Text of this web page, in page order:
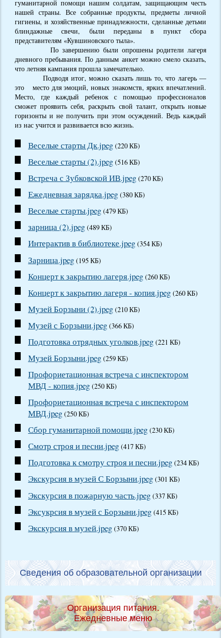
гуманитарной помощи нашим солдатам, защищающим честь
нашей страны. Все собранные продукты, предметы личной
гигиены, и хозяйственные принадлежности, сделанные детьми
блиндажные свечи, были переданы в пункт сбора
представителям «Кувшиновского тыла».
По завершению были опрошены родители лагеря
дневного пребывания. По данным анкет можно смело сказать,
что летняя кампания прошла замечательно.
Подводя итог, можно сказать лишь то, что лагерь —
это место для эмоций, новых знакомств, ярких впечатлений.
Место, где каждый ребенок с помощью профессионалов
сможет проявить себя, раскрыть свой талант, открыть новые
горизонты и не получить при этом осуждений. Ведь каждый
из нас учится и развивается всю жизнь.
Веселые старты Дк.jpeg (220 КБ)
Веселые старты (2).jpeg (516 КБ)
Встреча с Зубковской ИВ.jpeg (270 КБ)
Ежедневная зарядка.jpeg (380 КБ)
Веселые старты.jpeg (479 КБ)
зарница (2).jpeg (489 КБ)
Интерактив в библиотеке.jpeg (354 КБ)
Зарница.jpeg (195 КБ)
Концерт к закрытию лагеря.jpeg (260 КБ)
Концерт к закрытию лагеря - копия.jpeg (260 КБ)
Музей Борзыни (2).jpeg (210 КБ)
Музей с Борзыни.jpeg (366 КБ)
Подготовка отрядных уголков.jpeg (221 КБ)
Музей Борзыни.jpeg (259 КБ)
Профориетационная встреча с инспектором
МВД - копия.jpeg (250 КБ)
Профориетационная встреча с инспектором
МВД.jpeg (250 КБ)
Сбор гуманитарной помощи.jpeg (230 КБ)
Смотр строя и песни.jpeg (417 КБ)
Подготовка к смотру строя и песни.jpeg (234 КБ)
Экскурсия в музей С Борзыни.jpeg (301 КБ)
Экскурсия в пожарную часть.jpeg (337 КБ)
Эксукрсия в музей с Борзыни.jpeg (415 КБ)
Экскурсия в музей.jpeg (370 КБ)
Сведения об образовательной организации
Организация питания.
Ежедневные меню